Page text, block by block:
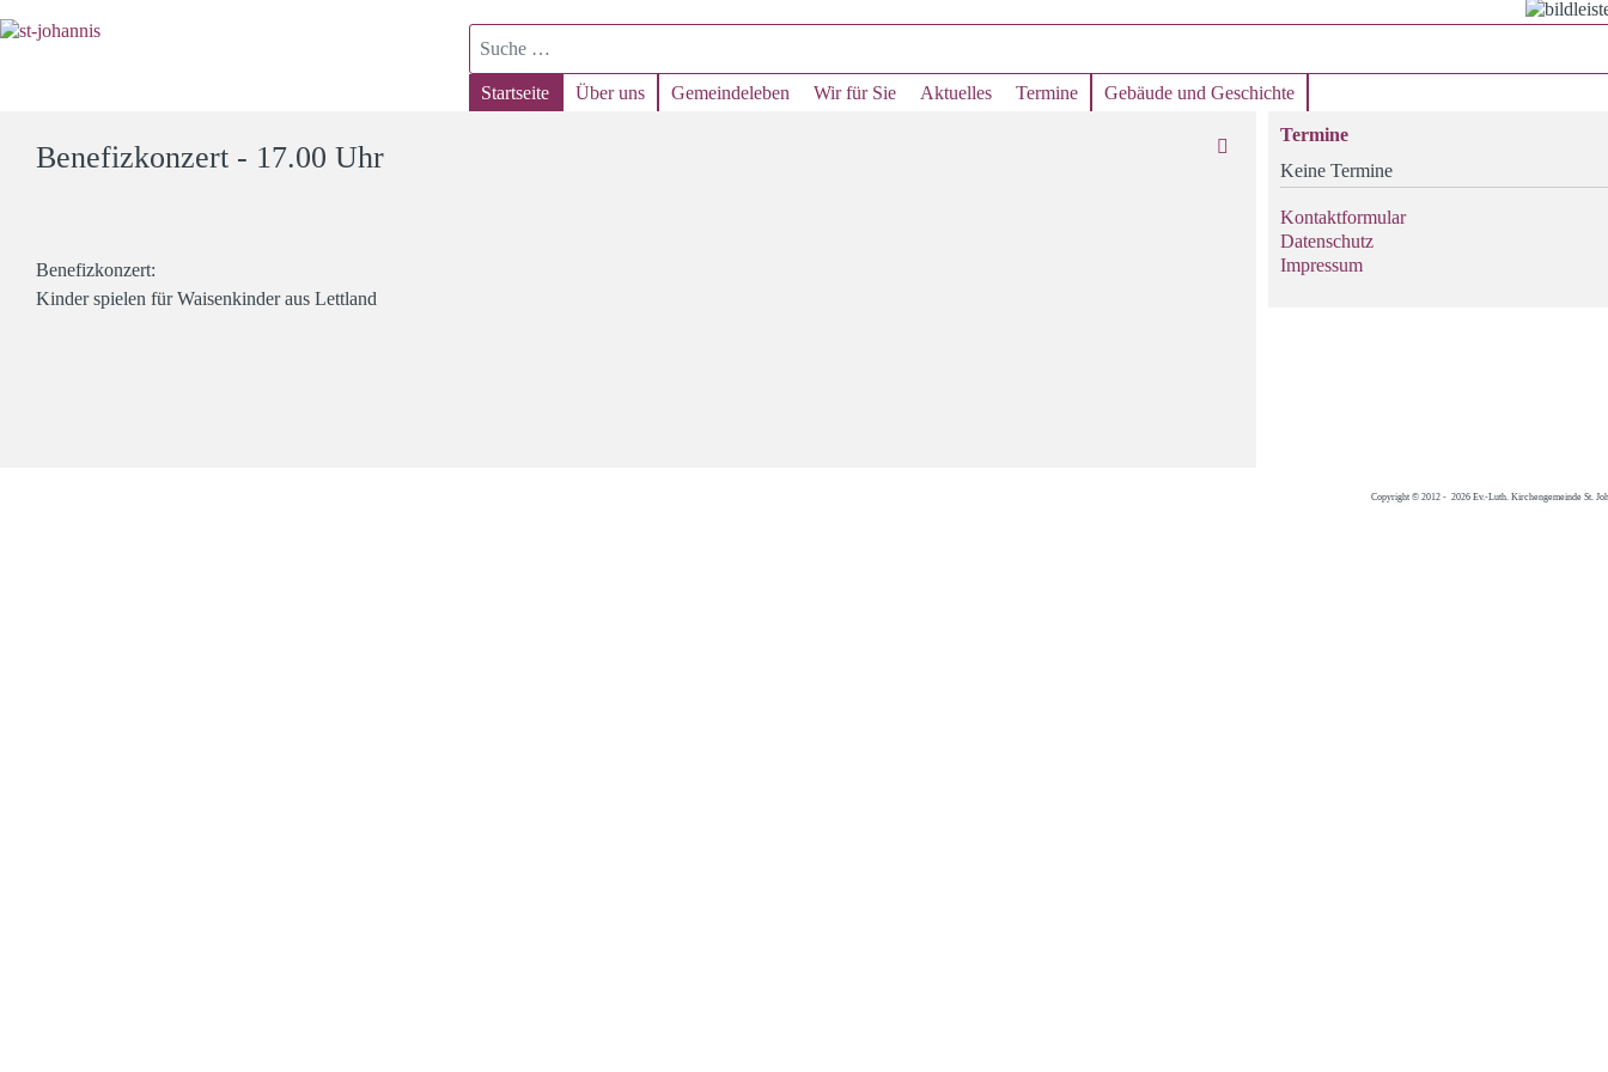
Suchen
Startseite Über uns Gemeindeleben Wir für Sie Aktuelles Termine Gebäude und Geschichte
Benefizkonzert - 17.00 Uhr
Benefizkonzert:
Kinder spielen für Waisenkinder aus Lettland
Termine
Keine Termine
Kontaktformular
Datenschutz
Impressum
Copyright © 2012 - 2026 Ev.-Luth. Kirchengemeinde St.